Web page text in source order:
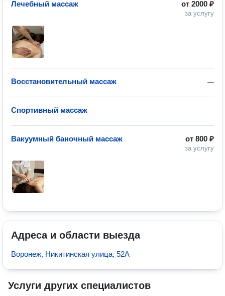
от 2000 ₽
за услугу
Лечебный массаж
—
Восстановительный массаж
—
Спортивный массаж
от 800 ₽
за услугу
Вакуумный баночный массаж
Адреса и области выезда
Воронеж, Никитинская улица, 52А
Услуги других специалистов